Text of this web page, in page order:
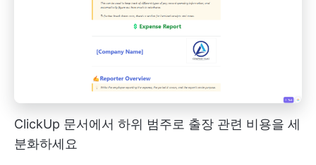
ClickUp 문서에서 하위 범주로 출장 관련 비용을 세
분화하세요